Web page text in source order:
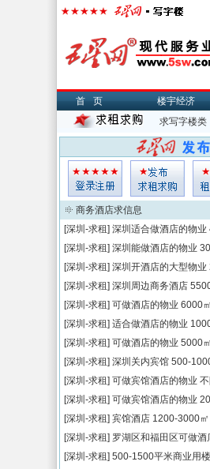
首页 楼宇经济
求写字楼类
商务酒店求信息
[深圳-求租] 深圳适合做酒店的物业
[深圳-求租] 深圳能做酒店的物业
[深圳-求租] 深圳开酒店的大型物业
[深圳-求租] 深圳周边商务酒店
[深圳-求租] 可做酒店的物业 6000
[深圳-求租] 适合做酒店的物业
[深圳-求租] 可做酒店的物业 5000
[深圳-求租] 深圳关内宾馆 500-
[深圳-求租] 可做宾馆酒店的物业
[深圳-求租] 可做宾馆酒店的物业
[深圳-求租] 宾馆酒店 1200-3000㎡
[深圳-求租] 罗湖区和福田区可做酒
[深圳-求租] 500-1500平米商业用楼